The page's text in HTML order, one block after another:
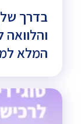
בדרך
המלא